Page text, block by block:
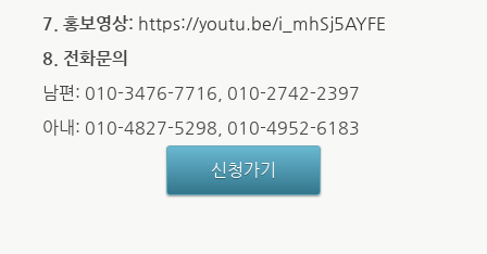
7. 홍보영상: https://youtu.be/i_mhSj5AYFE
8. 전화문의
남편: 010-3476-7716, 010-2742-2397
아내: 010-4827-5298, 010-4952-6183
신청가기